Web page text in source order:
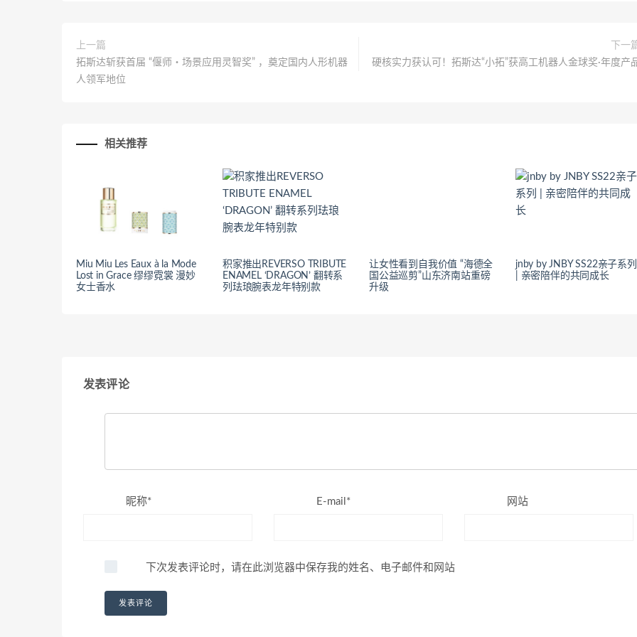
上一篇
拓斯达斩获首届 “偃师・场景应用灵智奖” ，奠定国内人形机器
人领军地位
下一
硬核实力获认可！拓斯达“小拓”获高工机器人金球奖·年度产
相关推荐
Miu Miu Les Eaux à la Mode
Lost in Grace 缪缪霓裳 漫妙
女士香水
积家推出REVERSO TRIBUTE
ENAMEL ‘DRAGON’ 翻转系
列珐琅腕表龙年特别款
让女性看到自我价值 “海德全
国公益巡剪”山东济南站重磅
升级
jnby by JNBY SS22亲子系列
| 亲密陪伴的共同成长
发表评论
昵称* E-mail* 网站
下次发表评论时，请在此浏览器中保存我的姓名、电子邮件和网站